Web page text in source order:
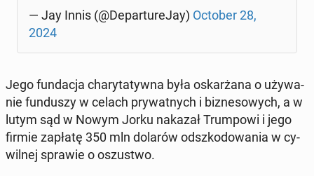
— Jay Innis (@De­par­tu­re­Jay) October 28,
2024
Jego fun­da­cja cha­ry­ta­tyw­na była oskar­ża­na o uży­wa­
nie fun­du­szy w celach pry­wat­nych i biz­ne­so­wych, a w
lutym sąd w Nowym Jorku nakazał Trum­po­wi i jego
firmie zapłatę 350 mln dolarów od­szko­do­wa­nia w cy­
wil­nej sprawie o oszu­stwo.